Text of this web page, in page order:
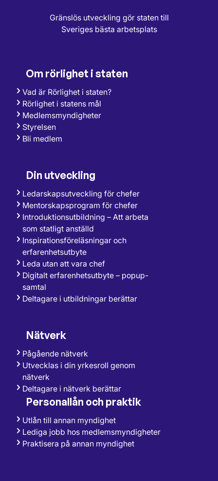
Gränslös utveckling gör staten till
Sveriges bästa arbetsplats
Om rörlighet i staten
Vad är Rörlighet i staten?
Rörlighet i statens mål
Medlemsmyndigheter
Styrelsen
Bli medlem
Din utveckling
Ledarskapsutveckling för chefer
Mentorskapsprogram för chefer
Introduktionsutbildning – Att arbeta
som statligt anställd
Inspirationsföreläsningar och
erfarenhetsutbyte
Leda utan att vara chef
Digitalt erfarenhetsutbyte – popup-
samtal
Deltagare i utbildningar berättar
Nätverk
Pågående nätverk
Utvecklas i din yrkesroll genom
nätverk
Deltagare i nätverk berättar
Personallån och praktik
Utlån till annan myndighet
Lediga jobb hos medlemsmyndigheter
Praktisera på annan myndighet